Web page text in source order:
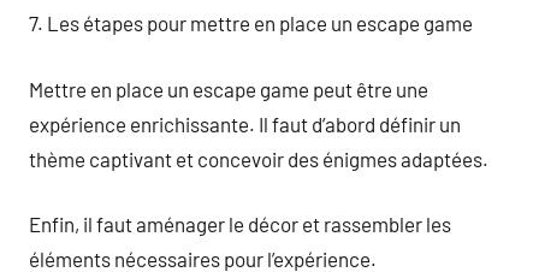
7. Les étapes pour mettre en place un escape game
Mettre en place un escape game peut être une
expérience enrichissante. Il faut d’abord définir un
thème captivant et concevoir des énigmes adaptées.
Enfin, il faut aménager le décor et rassembler les
éléments nécessaires pour l’expérience.